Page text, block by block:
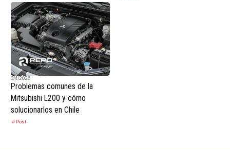
3/4/2026
Problemas comunes de la
Mitsubishi L200 y cómo
solucionarlos en Chile
Post